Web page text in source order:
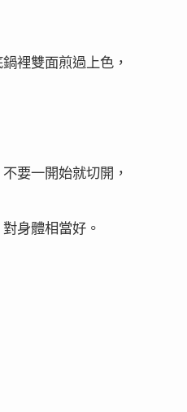
裡雙面煎過上色，
要一開始就切開，
身體相當好。